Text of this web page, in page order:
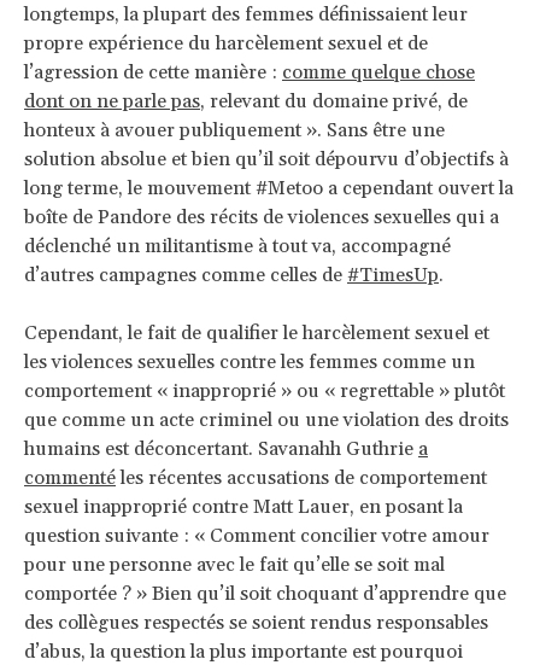
longtemps, la plupart des femmes définissaient leur
propre expérience du harcèlement sexuel et de
l’agression de cette manière : comme quelque chose
dont on ne parle pas, relevant du domaine privé, de
honteux à avouer publiquement ». Sans être une
solution absolue et bien qu’il soit dépourvu d’objectifs à
long terme, le mouvement #Metoo a cependant ouvert la
boîte de Pandore des récits de violences sexuelles qui a
déclenché un militantisme à tout va, accompagné
d’autres campagnes comme celles de #TimesUp.
Cependant, le fait de qualifier le harcèlement sexuel et
les violences sexuelles contre les femmes comme un
comportement « inapproprié » ou « regrettable » plutôt
que comme un acte criminel ou une violation des droits
humains est déconcertant. Savanahh Guthrie a
commentéles récentes accusations de comportement
sexuel inapproprié contre Matt Lauer, en posant la
question suivante : « Comment concilier votre amour
pour une personne avec le fait qu’elle se soit mal
comportée ? » Bien qu’il soit choquant d’apprendre que
des collègues respectés se soient rendus responsables
d’abus, la question la plus importante est pourquoi